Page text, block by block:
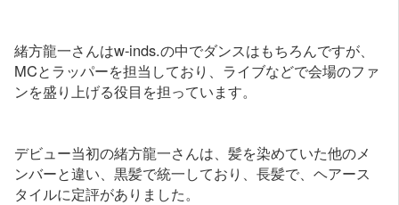
緒方龍一さんはw-inds.の中でダンスはもちろんですが、
MCとラッパーを担当しており、ライブなどで会場のファ
ンを盛り上げる役目を担っています。
デビュー当初の緒方龍一さんは、髪を染めていた他のメ
ンバーと違い、黒髪で統一しており、長髪で、ヘアース
タイルに定評がありました。